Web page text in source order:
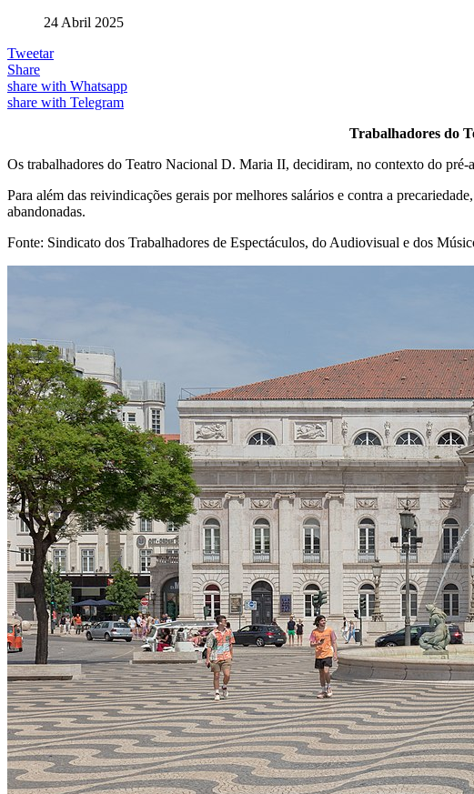
24 Abril 2025
Tweetar
Share
share with Whatsapp
share with Telegram
Trabalhadores do
Os trabalhadores do Teatro Nacional D. Maria II, decidiram, no contexto do
Para além das reivindicações gerais por melhores salários e contra a
abandonadas.
Fonte: Sindicato dos Trabalhadores de Espectáculos, do Audiovisual e dos